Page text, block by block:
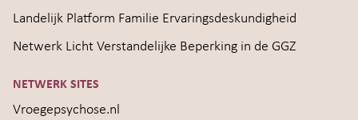
Landelijk Platform Familie Ervaringsdeskundigheid
Netwerk Licht Verstandelijke Beperking in de GGZ
NETWERK SITES
Vroegepsychose.nl